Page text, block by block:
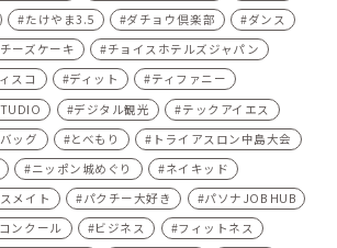
たけやま3.5 ダチョウ倶楽部
ダンス
チーズケーキ
チョイスホテルズジャパン
スコ ディット
ティファニー
デジタル観光
テックアイエス
ッグ とべもり
トライアスロン中島大会
ニッポン城めぐり
ネイキッド
メイト パクチー大好き
パソナJOB HUB
ンクール ビジネス
フィットネス